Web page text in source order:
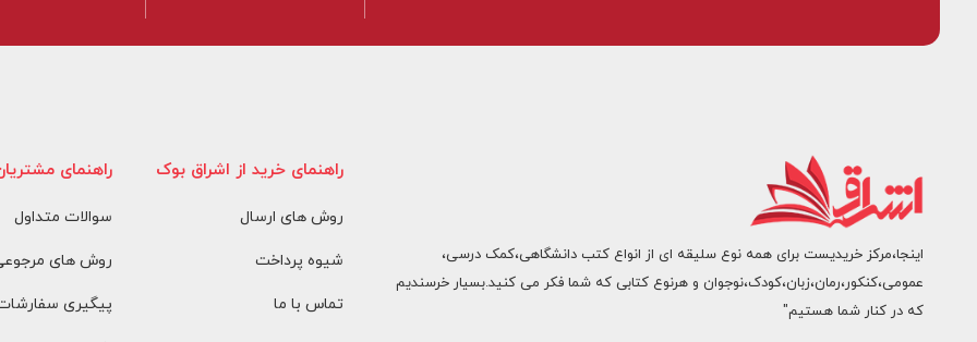
اینجا،مرکز خریدیست برای همه نوع سلیقه ای از انواع کتب دانشگاهی،کمک درسی،
عمومی،کنکور،رمان،زبان،کودک،نوجوان و هرنوع کتابی که شما فکر می کنید.بسیار خرسندیم
که در کنار شما هستیم"
راهنمای خرید از اشراق بوک
روش های ارسال
شیوه پرداخت
تماس با ما
راهنمای
سوالات متداول
روش های مرجوعی
پیگیری